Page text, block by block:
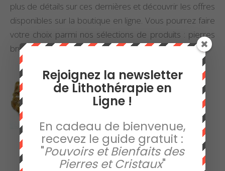
plus de détails sur ces dernières et découvrir les offres
disponibles sur la boutique en ligne. Vous pourrez faire
votre choix parmi nos sélections de produits : pierres
brutes, pierres roulées et bijoux.
Rejoignez la newsletter
de Lithothérapie en
Ligne !
En cadeau de bienvenue,
recevez le guide gratuit :
"Pouvoirs et Bienfaits des
Pierres et Cristaux"